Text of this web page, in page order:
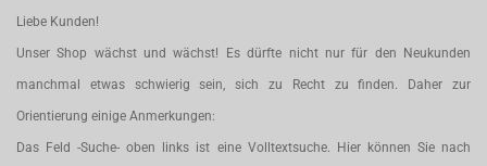
Liebe Kunden!
Unser Shop wächst und wächst! Es dürfte nicht nur für den Neukunden
manchmal etwas schwierig sein, sich zu Recht zu finden. Daher zur
Orientierung einige Anmerkungen:
Das Feld -Suche- oben links ist eine Volltextsuche. Hier können Sie nach